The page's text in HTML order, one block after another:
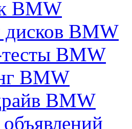
BMW
дисков BMW
BMW
BMW
BMW